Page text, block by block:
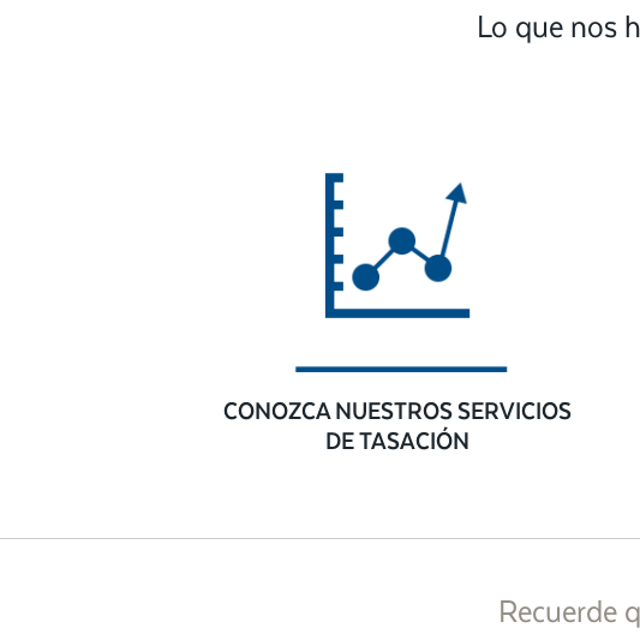
Lo que nos
CONOZCA NUESTROS SERVICIOS
DE TASACIÓN
Recuerde